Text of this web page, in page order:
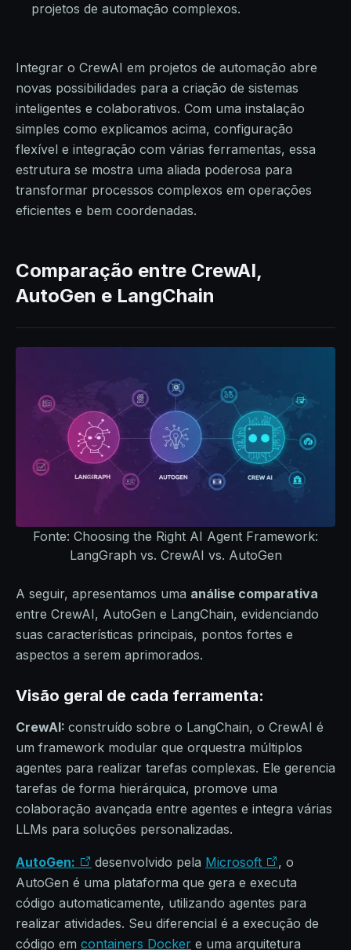
projetos de automação complexos.
Integrar o CrewAI em projetos de automação abre
novas possibilidades para a criação de sistemas
inteligentes e colaborativos. Com uma instalação
simples como explicamos acima, configuração
flexível e integração com várias ferramentas, essa
estrutura se mostra uma aliada poderosa para
transformar processos complexos em operações
eficientes e bem coordenadas.
Comparação entre CrewAI,
AutoGen e LangChain
Fonte: Choosing the Right AI Agent Framework:
LangGraph vs. CrewAI vs. AutoGen
A seguir, apresentamos uma análise comparativa
entre CrewAI, AutoGen e LangChain, evidenciando
suas características principais, pontos fortes e
aspectos a serem aprimorados.
Visão geral de cada ferramenta:
CrewAI: construído sobre o LangChain, o CrewAI é
um framework modular que orquestra múltiplos
agentes para realizar tarefas complexas. Ele gerencia
tarefas de forma hierárquica, promove uma
colaboração avançada entre agentes e integra várias
LLMs para soluções personalizadas.
AutoGen: desenvolvido pela Microsoft
, o
AutoGen é uma plataforma que gera e executa
código automaticamente, utilizando agentes para
realizar atividades. Seu diferencial é a execução de
código em containers Docker e uma arquitetura